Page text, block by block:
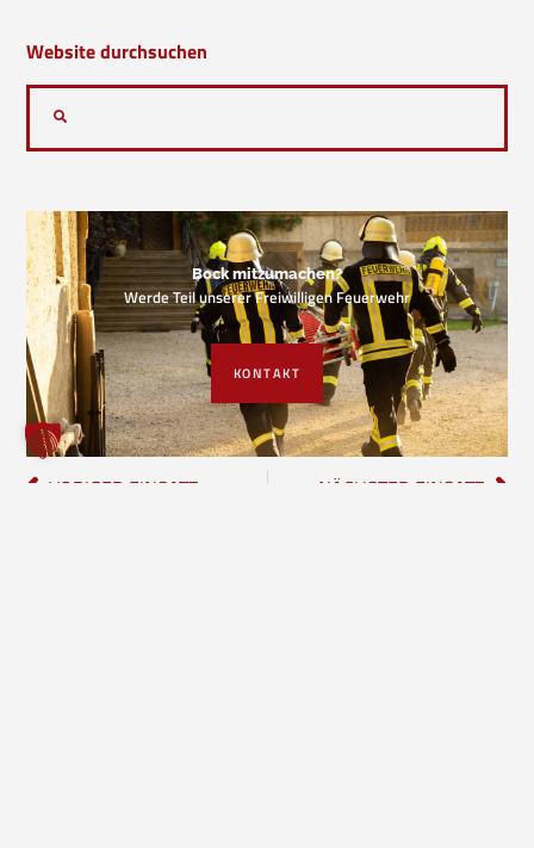
Website durchsuchen
Bock mitzumachen?
Werde Teil unserer Freiwilligen Feuerwehr
KONTAKT
VORIGER EINSATZ NÄCHSTER EINSATZ